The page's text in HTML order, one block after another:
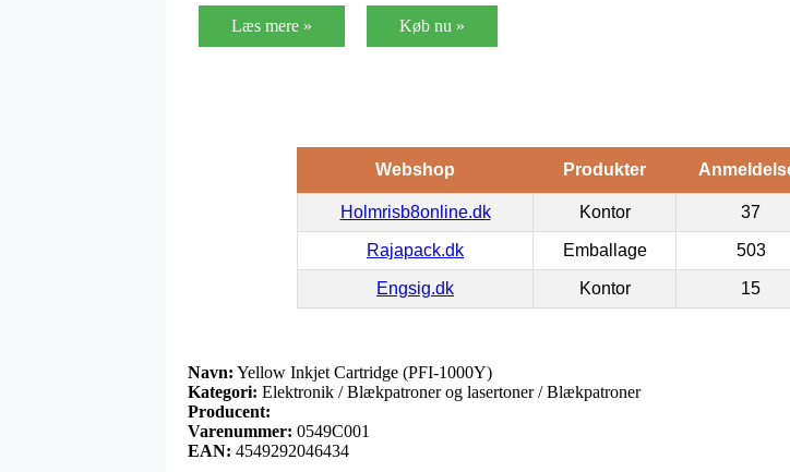
Læs mere » Køb nu »
Webshop Produkter
Holmrisb8online.dk Kontor 37
Rajapack.dk Emballage 503
Engsig.dk Kontor 15
Navn: Yellow Inkjet Cartridge (PFI-1000Y)
Kategori: Elektronik / Blækpatroner og lasertoner / Blækpatroner
Producent:
Varenummer: 0549C001
EAN: 4549292046434